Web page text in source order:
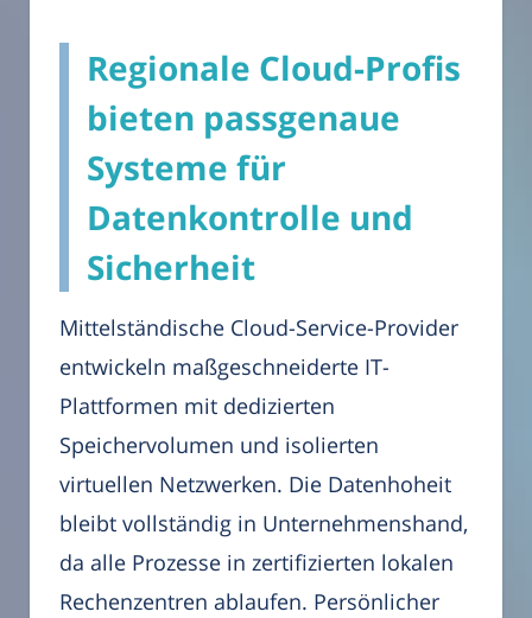
Regionale Cloud-Profis
bieten passgenaue
Systeme für
Datenkontrolle und
Sicherheit
Mittelständische Cloud-Service-Provider
entwickeln maßgeschneiderte IT-
Plattformen mit dedizierten
Speichervolumen und isolierten
virtuellen Netzwerken. Die Datenhoheit
bleibt vollständig in Unternehmenshand,
da alle Prozesse in zertifizierten lokalen
Rechenzentren ablaufen. Persönlicher